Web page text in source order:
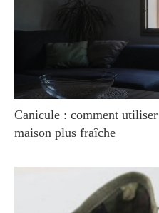
Canicule : comment
maison plus fraîche